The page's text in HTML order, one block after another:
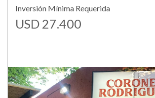
Inversión Mínima Requerida
USD 27.400